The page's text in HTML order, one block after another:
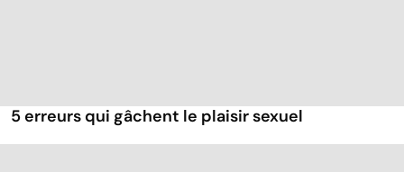
5 erreurs qui gâchent le plaisir sexuel